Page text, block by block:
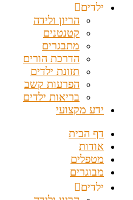
ילדים
הריון ולידה
קטנטנים
מתבגרים
הדרכת הורים
תזונת ילדים
הפרעות קשב
בריאות ילדים
ידע מקצועי
דף הבית
אודות
מטפלים
מבוגרים
ילדים